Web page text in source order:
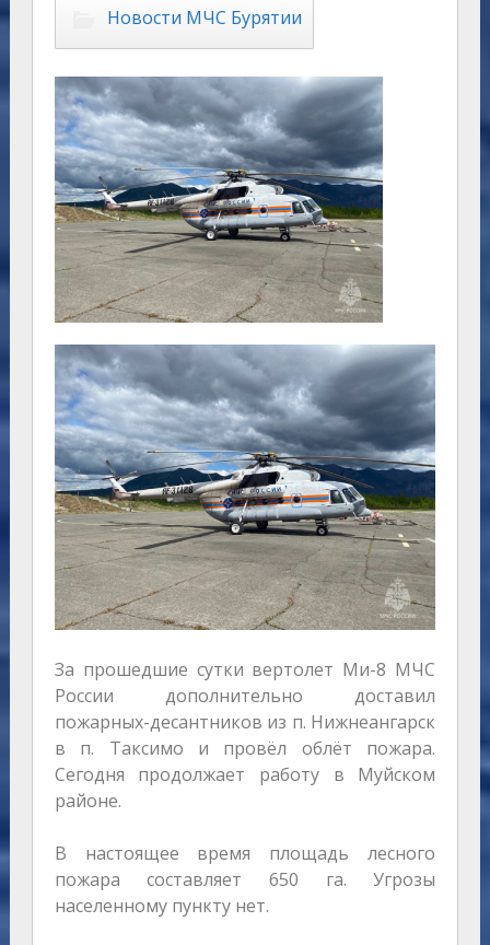
Новости МЧС Бурятии
За прошедшие сутки вертолет Ми-8 МЧС
России дополнительно доставил
пожарных-десантников из п. Нижнеангарск
в п. Таксимо и провёл облёт пожара.
Сегодня продолжает работу в Муйском
районе.
В настоящее время площадь лесного
пожара составляет 650 га. Угрозы
населенному пункту нет.